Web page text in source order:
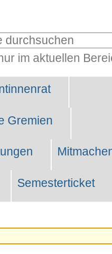
im aktuellen
Gremien
Semesterticket